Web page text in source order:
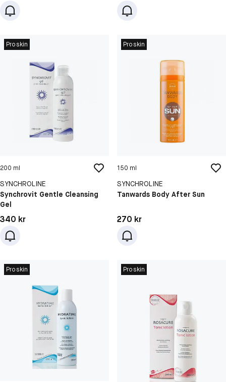
Proskin
200 ml
SYNCHROLINE
Synchrovit Gentle Cleansing
Gel
Pris: 340 kr
340 kr
Proskin
150 ml
SYNCHROLINE
Tanwards Body After Sun
Pris: 270 kr
270 kr
Proskin Proskin